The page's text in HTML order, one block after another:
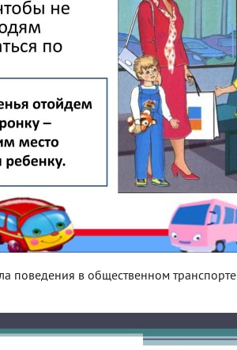
поведения в общественном транспорте